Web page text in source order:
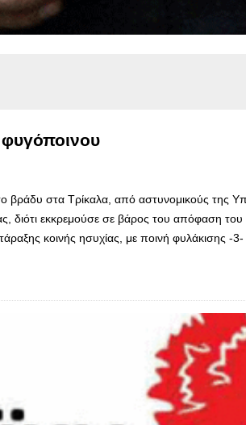
βράδυ στα Τρίκαλα, από αστυνομικούς της
διότι εκκρεμούσε σε βάρος του απόφαση του
κοινής ησυχίας, με ποινή φυλάκισης -